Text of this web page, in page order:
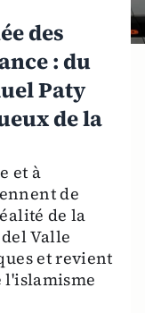
des
: du
Paty
de la
et à
de
de la
Valle
et revient
l'islamisme